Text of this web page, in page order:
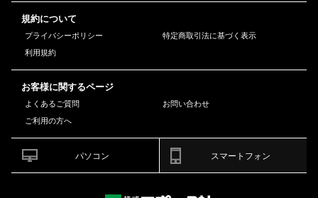
規約について
プライバシーポリシー
特定商取引法に基づく表示
利用規約
お客様に関するページ
よくあるご質問
お問い合わせ
ご利用の方へ
パソコン スマートフォン